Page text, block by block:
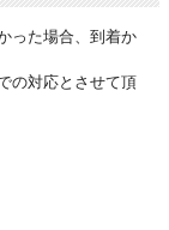
った場合、到着か
の対応とさせて頂